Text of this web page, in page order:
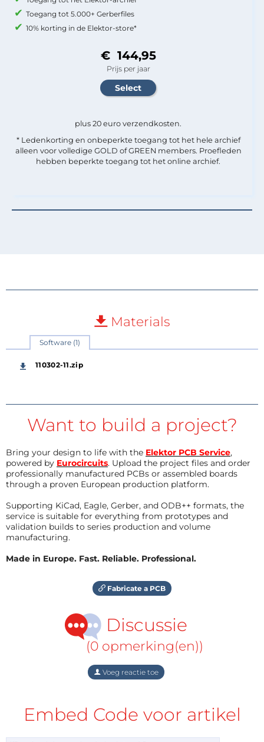
Toegang tot 5.000+ Gerberfiles
10% korting in de Elektor-store*
€ 144,95
Prijs per jaar
plus 20 euro verzendkosten.
* Ledenkorting en onbeperkte toegang tot het hele archief
alleen voor volledige GOLD of GREEN members. Proefleden
hebben beperkte toegang tot het online archief.
Materials
Software (1)
110302-11.zip
Want to build a project?
Bring your design to life with the Elektor PCB Service,
powered by Eurocircuits. Upload the project files and order
professionally manufactured PCBs or assembled boards
through a proven European production platform.
Supporting KiCad, Eagle, Gerber, and ODB++ formats, the
service is suitable for everything from prototypes and
validation builds to series production and volume
manufacturing.
Made in Europe. Fast. Reliable. Professional.
Fabricate a PCB
Discussie
(0 opmerking(en))
Voeg reactie toe
Embed Code voor artikel